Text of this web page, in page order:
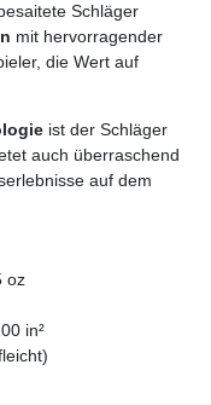
Schläger
mit hervorragender
die Wert auf
ist der Schläger
auch überraschend
auf dem
oz
in²